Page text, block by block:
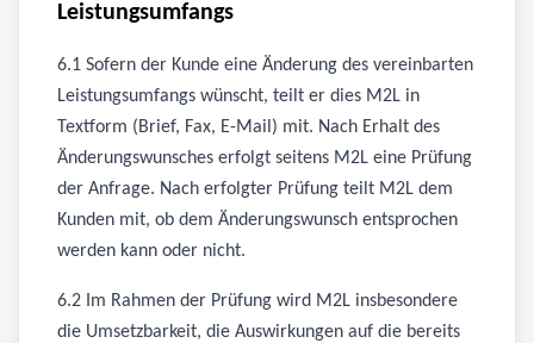
Leistungsumfangs
6.1 Sofern der Kunde eine Änderung des vereinbarten
Leistungsumfangs wünscht, teilt er dies M2L in
Textform (Brief, Fax, E-Mail) mit. Nach Erhalt des
Änderungswunsches erfolgt seitens M2L eine Prüfung
der Anfrage. Nach erfolgter Prüfung teilt M2L dem
Kunden mit, ob dem Änderungswunsch entsprochen
werden kann oder nicht.
6.2 Im Rahmen der Prüfung wird M2L insbesondere
die Umsetzbarkeit, die Auswirkungen auf die bereits